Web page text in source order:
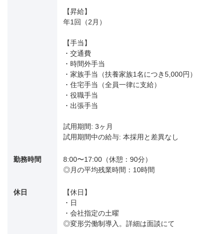
【昇給】
年1回（2月）
【手当】
・交通費
・時間外手当
・家族手当（扶養家族1名につき5,000円）
・住宅手当（全員一律に支給）
・役職手当
・出張手当
試用期間: 3ヶ月
試用期間中の給与: 本採用と差異なし
勤務時間
8:00〜17:00（休憩：90分）
◎月の平均残業時間：10時間
休日
【休日】
・日
・会社指定の土曜
◎変形労働制導入。詳細は面談にて